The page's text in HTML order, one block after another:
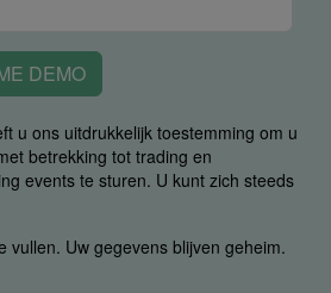
DEMO
u ons uitdrukkelijk toestemming om u
betrekking tot trading en
events te sturen. U kunt zich steeds
vullen. Uw gegevens blijven geheim.